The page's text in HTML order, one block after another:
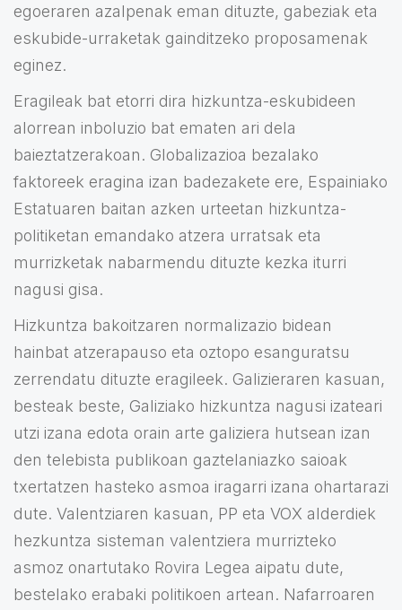
egoeraren azalpenak eman dituzte, gabeziak eta
eskubide-urraketak gainditzeko proposamenak
eginez.
Eragileak bat etorri dira hizkuntza-eskubideen
alorrean inboluzio bat ematen ari dela
baieztatzerakoan. Globalizazioa bezalako
faktoreek eragina izan badezakete ere, Espainiako
Estatuaren baitan azken urteetan hizkuntza-
politiketan emandako atzera urratsak eta
murrizketak nabarmendu dituzte kezka iturri
nagusi gisa.
Hizkuntza bakoitzaren normalizazio bidean
hainbat atzerapauso eta oztopo esanguratsu
zerrendatu dituzte eragileek. Galizieraren kasuan,
besteak beste, Galiziako hizkuntza nagusi izateari
utzi izana edota orain arte galiziera hutsean izan
den telebista publikoan gaztelaniazko saioak
txertatzen hasteko asmoa iragarri izana ohartarazi
dute. Valentziaren kasuan, PP eta VOX alderdiek
hezkuntza sisteman valentziera murrizteko
asmoz onartutako Rovira Legea aipatu dute,
bestelako erabaki politikoen artean. Nafarroaren